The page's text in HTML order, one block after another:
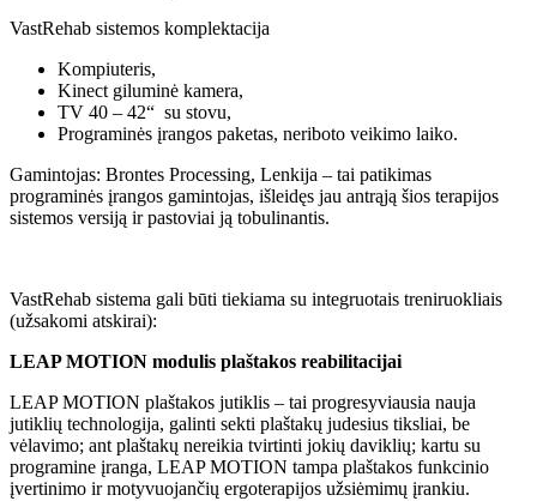
VastRehab sistemos komplektacija
Kompiuteris,
Kinect giluminė kamera,
TV 40 – 42“ su stovu,
Programinės įrangos paketas, neriboto veikimo laiko.
Gamintojas: Brontes Processing, Lenkija – tai patikimas
programinės įrangos gamintojas, išleidęs jau antrąją šios terapijos
sistemos versiją ir pastoviai ją tobulinantis.
VastRehab sistema gali būti tiekiama su integruotais treniruokliais
(užsakomi atskirai):
LEAP MOTION modulis plaštakos reabilitacijai
LEAP MOTION plaštakos jutiklis – tai progresyviausia nauja
jutiklių technologija, galinti sekti plaštakų judesius tiksliai, be
vėlavimo; ant plaštakų nereikia tvirtinti jokių daviklių; kartu su
programine įranga, LEAP MOTION tampa plaštakos funkcinio
įvertinimo ir motyvuojančių ergoterapijos užsiėmimų įrankiu.